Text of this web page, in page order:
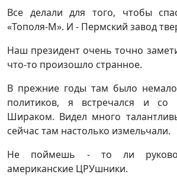
Все делали для того, чтобы
«Тополя-М». И - Пермский завод
Наш президент очень точно
что-то произошло странное.
В прежние годы там было
политиков, я встречался и
Шираком. Видел много
сейчас там настолько измельчали.
Не поймешь - то ли
американские ЦРУшники.